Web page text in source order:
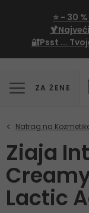
⭐ - 30 %
🔐Psst ...
ZA ŽENE
Ziaja
Lactic